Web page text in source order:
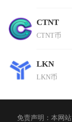
CTNT
CTNT币
LKN
LKN币
免责声明：本网